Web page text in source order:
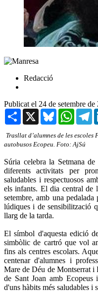
Redacció
Publicat el 24 de setembre de
Share X Bluesky
Trasllat d’alumnes de les
autobusos Ecopeu. Foto: AjSú
Súria celebra la Setmana
diferents activitats per
saludables i respectuosos
els infants. El dia central de
setembre, amb una
lúdiques i de sensibilització
llarg de la tarda.
El símbol d'aquesta edició
simbòlic de cartró que vol
fins als centres escolars.
centenar d'alumnes i
Mare de Déu de Montserrat i
de Sant Joan amb Ecopeus
d'uns hàbits més saludables i